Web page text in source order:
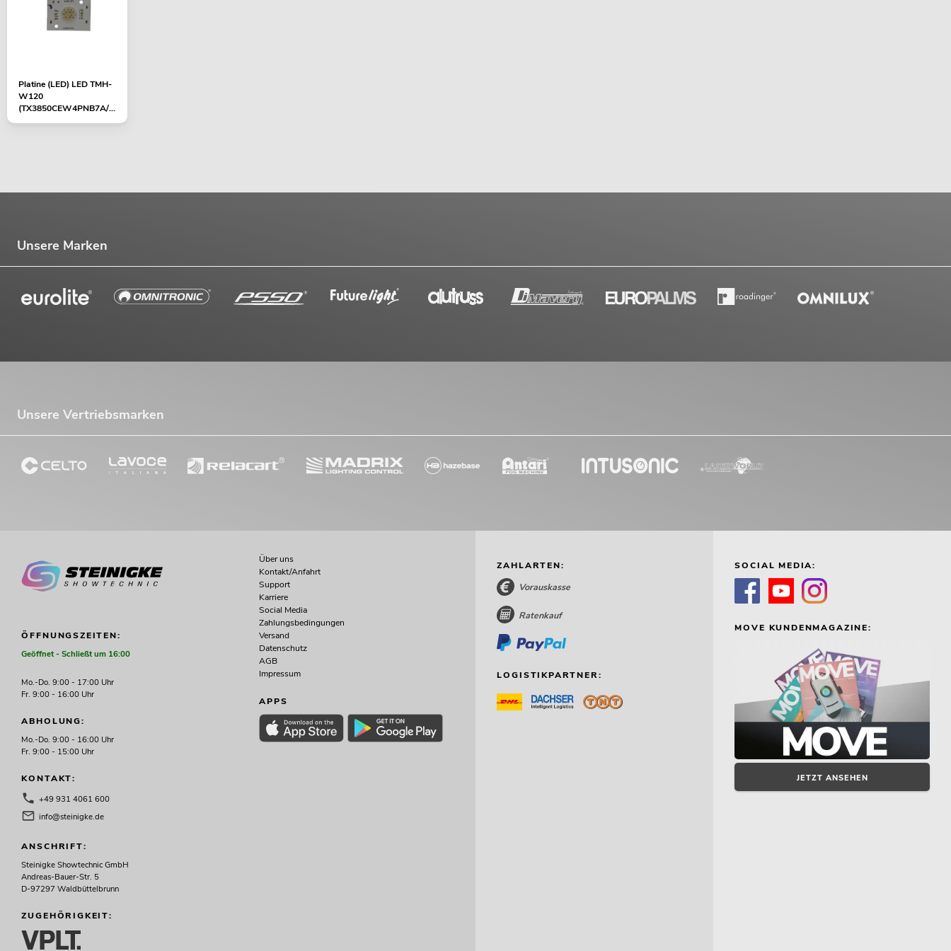
Platine (LED) LED TMH-
W120
(TX3850CEW4PNB7A/3
850RGBW120W21V)
Unsere Marken
Unsere Vertriebsmarken
ÖFFNUNGSZEITEN:
Geöffnet - Schließt um 16:00
Mo.-Do. 9:00 - 17:00 Uhr
Fr. 9:00 - 16:00 Uhr
ABHOLUNG:
Mo.-Do. 9:00 - 16:00 Uhr
Fr. 9:00 - 15:00 Uhr
KONTAKT:
+49 931 4061 600
info@steinigke.de
ANSCHRIFT:
Steinigke Showtechnic GmbH
Andreas-Bauer-Str. 5
D-97297 Waldbüttelbrunn
ZUGEHÖRIGKEIT:
Über uns
Kontakt/Anfahrt
Support
Karriere
Social Media
Zahlungsbedingungen
Versand
Datenschutz
AGB
Impressum
APPS
ZAHLARTEN:
Vorauskasse
Ratenkauf
LOGISTIKPARTNER:
SOCIAL MEDIA:
MOVE KUNDENMAGAZINE:
JETZT ANSEHEN